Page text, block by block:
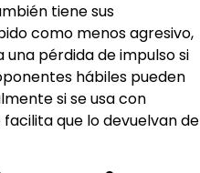
tiene sus
como menos agresivo,
pérdida de impulso si
hábiles pueden
si se usa con
que lo devuelvan de